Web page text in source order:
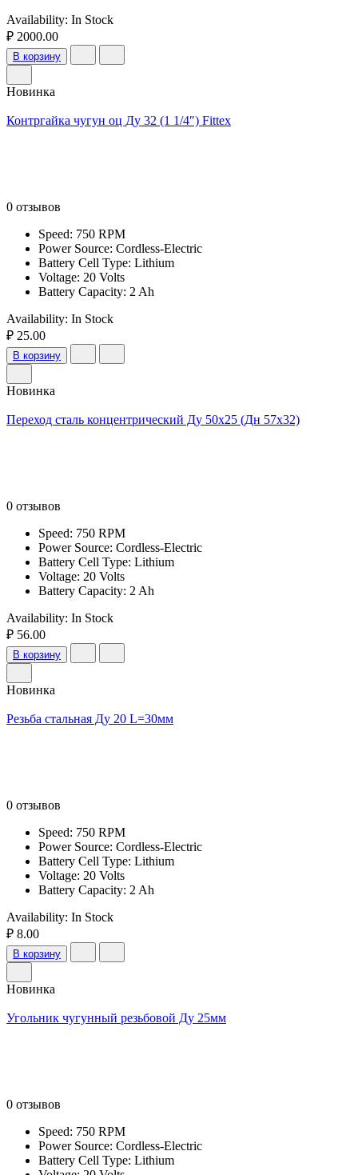
Availability: In Stock
₽ 2000.00
В корзину
Новинка
Контргайка чугун оц Ду 32 (1 1/4″) Fittex
0 отзывов
Speed: 750 RPM
Power Source: Cordless-Electric
Battery Cell Type: Lithium
Voltage: 20 Volts
Battery Capacity: 2 Ah
Availability: In Stock
₽ 25.00
В корзину
Новинка
Переход сталь концентрический Ду 50х25 (Дн 57х32)
0 отзывов
Speed: 750 RPM
Power Source: Cordless-Electric
Battery Cell Type: Lithium
Voltage: 20 Volts
Battery Capacity: 2 Ah
Availability: In Stock
₽ 56.00
В корзину
Новинка
Резьба стальная Ду 20 L=30мм
0 отзывов
Speed: 750 RPM
Power Source: Cordless-Electric
Battery Cell Type: Lithium
Voltage: 20 Volts
Battery Capacity: 2 Ah
Availability: In Stock
₽ 8.00
В корзину
Новинка
Угольник чугунный резьбовой Ду 25мм
0 отзывов
Speed: 750 RPM
Power Source: Cordless-Electric
Battery Cell Type: Lithium